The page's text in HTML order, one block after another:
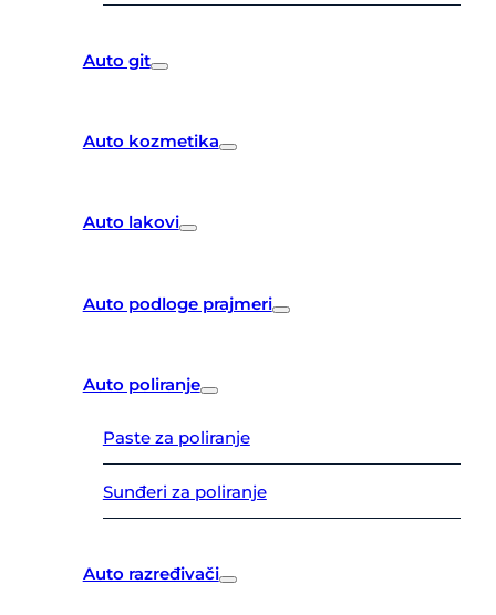
Auto git
Auto kozmetika
Auto lakovi
Auto podloge prajmeri
Auto poliranje
Paste za poliranje
Sunđeri za poliranje
Auto razređivači